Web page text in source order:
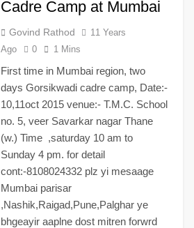
Cadre Camp at Mumbai
Govind Rathod
11 Years
Ago
0 1 Mins
First time in Mumbai region, two
days Gorsikwadi cadre camp, Date:-
10,11oct 2015 venue:- T.M.C. School
no. 5, veer Savarkar nagar Thane
(w.) Time ,saturday 10 am to
Sunday 4 pm. for detail
cont:-8108024332 plz yi mesaage
Mumbai parisar
,Nashik,Raigad,Pune,Palghar ye
bhgeayir aaplne dost mitren forwrd